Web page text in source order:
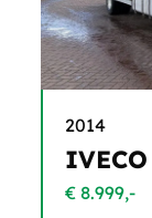
2014
IVECO
€ 8.999,-